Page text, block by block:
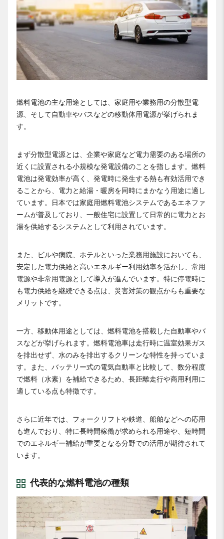
燃料電池の主な用途としては、家庭用や業務用の分散型電
源、そして自動車やバスなどの移動体用電源が挙げられま
す。
まず分散型電源とは、企業や家庭など電力需要のある場所の
近くに設置される小規模な発電設備のことを指します。燃料
電池は発電効率が高く、発電時に発生する熱も有効活用でき
ることから、電力と給湯・暖房を同時にまかなう用途に適し
ています。日本では家庭用燃料電池システムであるエネファ
ームが普及しており、一般住宅に設置して日常的に電力とお
湯を供給するシステムとして利用されています。
また、ビルや病院、ホテルといった業務用施設においても、
安定した電力供給と高いエネルギー利用効率を活かし、常用
電源や非常用電源として導入が進んでいます。特に停電時に
も電力供給を継続できる点は、災害対策の観点からも重要な
メリットです。
一方、移動体用途としては、燃料電池を搭載した自動車やバ
スなどが挙げられます。燃料電池車は走行時に温室効果ガス
を排出せず、水のみを排出するクリーンな特性を持っていま
す。また、バッテリー式の電気自動車と比較して、数分程度
で燃料（水素）を補給できるため、長距離走行や商用利用に
適している点も特徴です。
さらに近年では、フォークリフトや鉄道、船舶などへの応用
も進んでおり、特に長時間稼働が求められる用途や、短時間
でのエネルギー補給が重要となる分野での活用が期待されて
います。
代表的な燃料電池の種類